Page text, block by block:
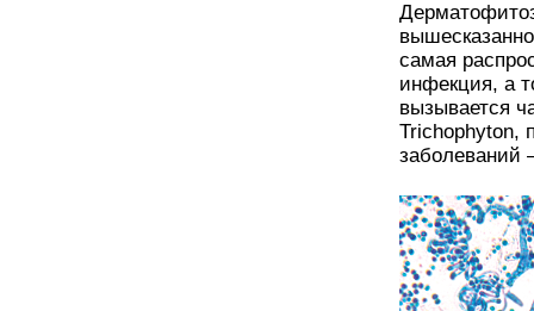
самая
инфекция, а
вызывается
Trichophyton,
заболеваний